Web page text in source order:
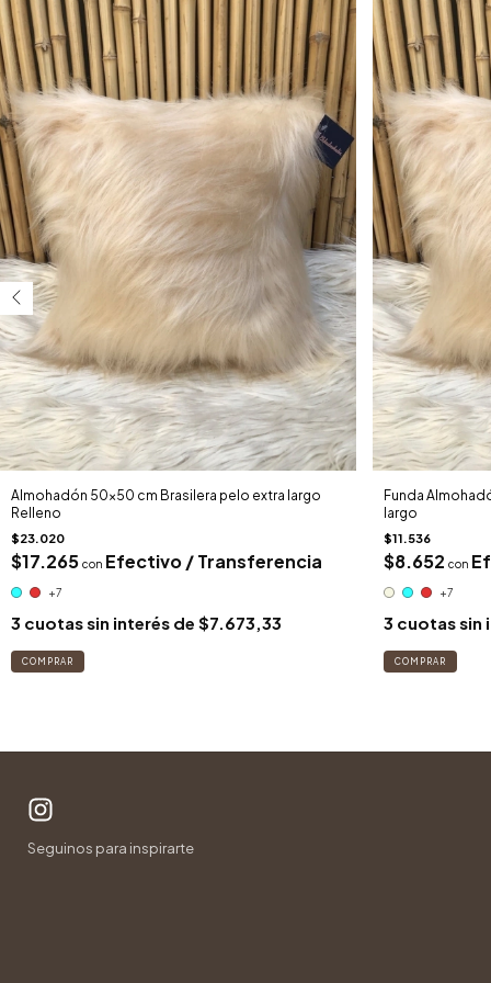
Almohadón 50x50 cm Brasilera pelo extra largo
Relleno
$23.020
$17.265 con Efectivo / Transferencia
+7
3 cuotas sin interés de $7.673,33
COMPRAR
Funda
largo
$11.536
$8.652 con
+7
3 cuotas sin
COMPRAR